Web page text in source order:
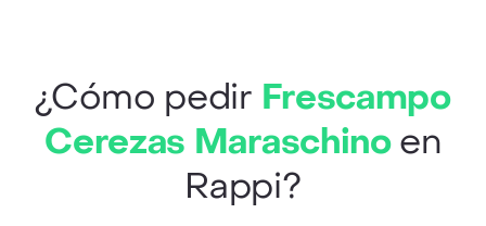
¿Cómo pedir Frescampo
Cerezas Maraschinoen
Rappi?